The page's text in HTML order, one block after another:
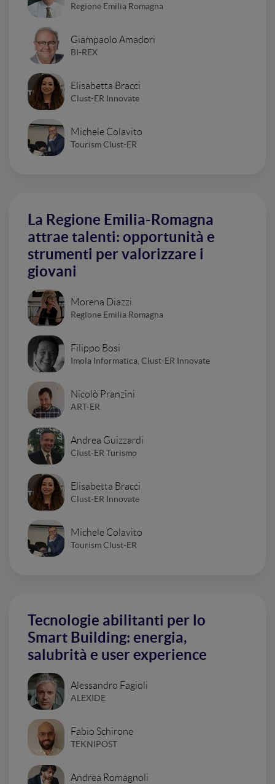
Regione Emilia Romagna
Giampaolo Amadori
BI-REX
Elisabetta Bracci
Clust-ER Innovate
Michele Colavito
Tourism Clust-ER
La Regione Emilia-Romagna
attrae talenti: opportunità e
strumenti per valorizzare i
giovani
Morena Diazzi
Regione Emilia Romagna
Filippo Bosi
Imola Informatica, Clust-ER Innovate
Nicolò Pranzini
ART-ER
Andrea Guizzardi
Clust-ER Turismo
Elisabetta Bracci
Clust-ER Innovate
Michele Colavito
Tourism Clust-ER
Tecnologie abilitanti per lo
Smart Building: energia,
salubrità e user experience
Alessandro Fagioli
ALEXIDE
Fabio Schirone
TEKNIPOST
Andrea Romagnoli